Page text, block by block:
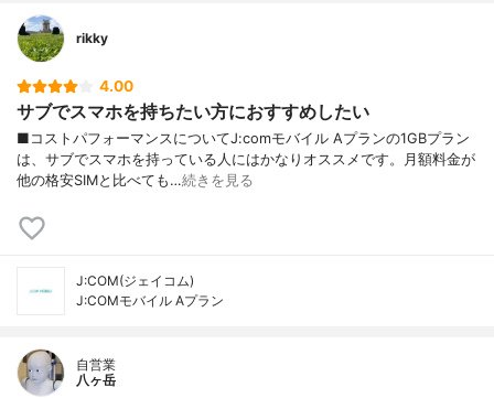
rikky
4.00
サブでスマホを持ちたい方におすすめしたい
■コストパフォーマンスについてJ:comモバイル Aプランの1GBプラン
は、サブでスマホを持っている人にはかなりオススメです。月額料金が
他の格安SIMと比べても…続きを見る
J:COM(ジェイコム)
J:COMモバイル Aプラン
自営業
八ヶ岳